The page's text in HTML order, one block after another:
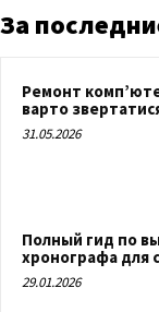
За
Ремонт
варто
31.05.2026
Полный гид по
хронографа для
29.01.2026